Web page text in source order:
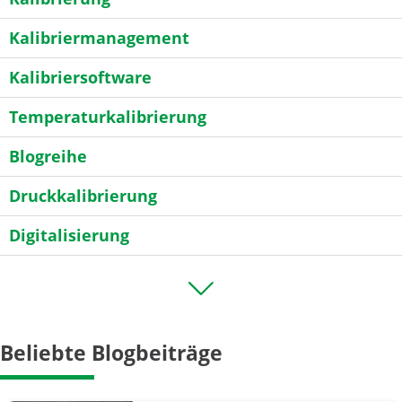
Kalibriermanagement
Kalibriersoftware
Temperaturkalibrierung
Blogreihe
Druckkalibrierung
Digitalisierung
Kalibrator
Beliebte Blogbeiträge